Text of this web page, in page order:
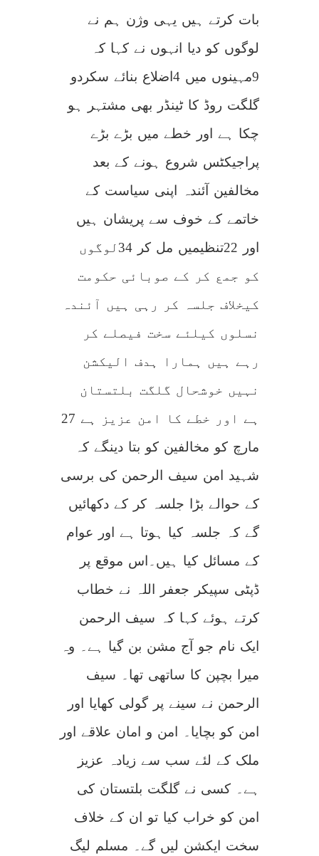
بات کرتے ہیں یہی وژن ہم نے
لوگوں کو دیا انہوں نے کہا کہ
9مہینوں میں 4اضلاع بنائے سکردو
گلگت روڈ کا ٹینڈر بھی مشتہر ہو
چکا ہے اور خطے میں بڑے بڑے
پراجیکٹس شروع ہونے کے بعد
مخالفین آئندہ اپنی سیاست کے
خاتمے کے خوف سے پریشان ہیں
اور 22تنظیمیں مل کر 34لوگوں
کو جمع کر کے صوبائی حکومت
کیخلاف جلسہ کر رہی ہیں آئندہ
نسلوں کیلئے سخت فیصلے کر
رہے ہیں ہمارا ہدف الیکشن
نہیں خوشحال گلگت بلتستان
ہے اور خطے کا امن عزیز ہے 27
مارچ کو مخالفین کو بتا دینگے کہ
شہید امن سیف الرحمن کی برسی
کے حوالے بڑا جلسہ کر کے دکھائیں
گے کہ جلسہ کیا ہوتا ہے اور عوام
کے مسائل کیا ہیں۔اس موقع پر
ڈپٹی سپیکر جعفر اللہ نے خطاب
کرتے ہوئے کہا کہ سیف الرحمن
ایک نام جو آج مشن بن گیا ہے۔ وہ
میرا بچپن کا ساتھی تھا۔ سیف
الرحمن نے سینے پر گولی کھایا اور
امن کو بچایا۔ امن و امان علاقے اور
ملک کے لئے سب سے زیادہ عزیز
ہے۔ کسی نے گلگت بلتستان کی
امن کو خراب کیا تو ان کے خلاف
سخت ایکشن لیں گے۔ مسلم لیگ